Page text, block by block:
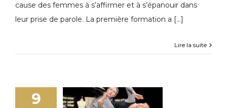
cause des femmes à s’affirmer et à s’épanouir dans
leur prise de parole. La première formation a [...]
Lire la suite
9